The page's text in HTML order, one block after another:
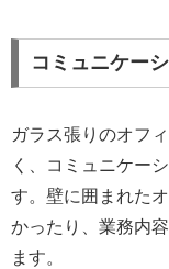
コミュニケー
ガラス張りのオフ
く、コミュニケー
す。壁に囲まれた
かったり、業務内
ます。